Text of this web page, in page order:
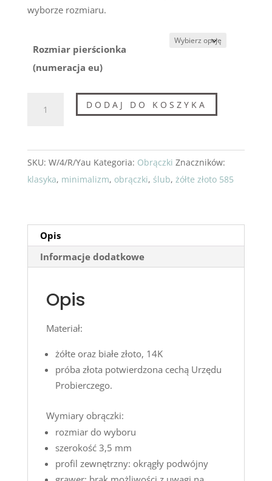
wyborze rozmiaru.
Rozmiar pierścionka
(numeracja eu)
podwójna
DODAJ DO KOSZYKA
SKU: W/4/R/Yau Kategoria: Obrączki Znaczników:
klasyka, minimalizm, obrączki, ślub, żółte złoto 585
Opis
Informacje dodatkowe
Opis
Materiał:
żółte oraz białe złoto, 14K
próba złota potwierdzona cechą Urzędu
Probierczego.
Wymiary obrączki:
rozmiar do wyboru
szerokość 3,5 mm
profil zewnętrzny: okrągły podwójny